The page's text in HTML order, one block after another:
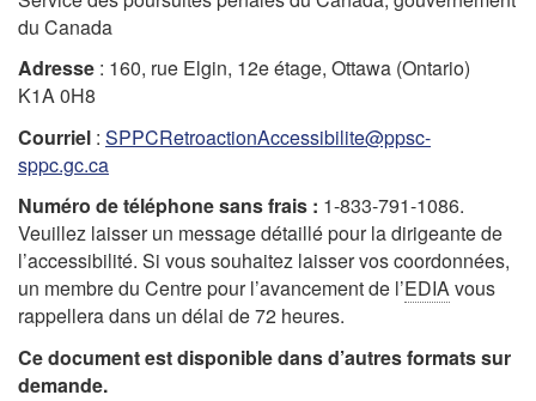
du Canada
Adresse : 160, rue Elgin, 12e étage, Ottawa (Ontario)
K1A 0H8
Courriel : SPPCRetroactionAccessibilite@ppsc-
sppc.gc.ca
Numéro de téléphone sans frais : 1-833-791-1086.
Veuillez laisser un message détaillé pour la dirigeante de
l’accessibilité. Si vous souhaitez laisser vos coordonnées,
un membre du Centre pour l’avancement de l’EDIAvous
rappellera dans un délai de 72 heures.
Ce document est disponible dans d’autres formats sur
demande.